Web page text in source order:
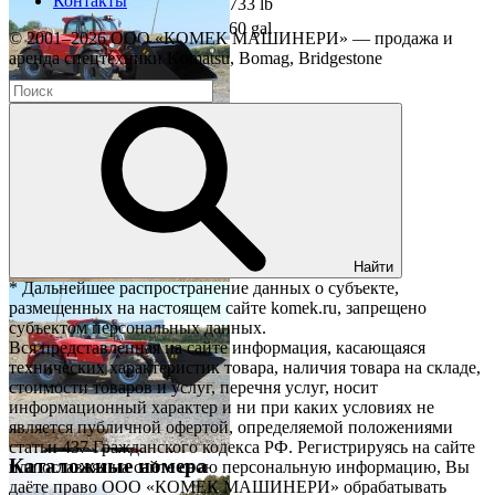
Вес
1240 kg
2733 lb
Вместимость
2500 l
660 gal
Количество зубьев 11
Совместимые машины
Телескопические погрузчики
Скрыть информацию
Показать дополнительную информацию
Каталожные номера
© 2001–2026 ООО «КОМЕК МАШИНЕРИ» — продажа и
аренда спецтехники Komatsu, Bomag, Bridgestone
Найти
* Дальнейшее распространение данных о субъекте,
размещенных на настоящем сайте komek.ru, запрещено
субъектом персональных данных.
Вся представленная на сайте информация, касающаяся
технических характеристик товара, наличия товара на складе,
стоимости товаров и услуг, перечня услуг, носит
информационный характер и ни при каких условиях не
является публичной офертой, определяемой положениями
статьи 437 Гражданского кодекса РФ. Регистрируясь на сайте
или оставляя на сайте свою персональную информацию, Вы
даёте право ООО «КОМЕК МАШИНЕРИ» обрабатывать